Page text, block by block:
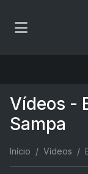
Vídeos -
Sampa
Início Vídeos